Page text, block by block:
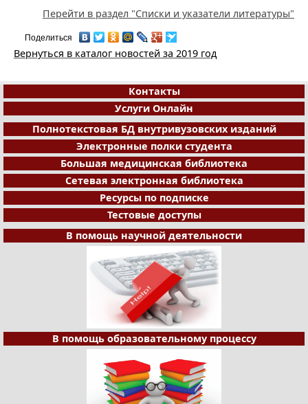
Перейти в раздел "Списки и указатели литературы"
Поделиться
Вернуться в каталог новостей за 2019 год
Контакты
Услуги Онлайн
Полнотекстовая БД внутривузовских изданий
Электронные полки студента
Большая медицинская библиотека
Сетевая электронная библиотека
Ресурсы по подписке
Тестовые доступы
В помощь научной деятельности
В помощь образовательному процессу